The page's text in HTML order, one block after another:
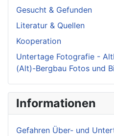
Gesucht & Gefunden
Literatur & Quellen
Kooperation
Untertage Fotografie -
(Alt)-Bergbau Fotos und
Informationen
Gefahren Über- und